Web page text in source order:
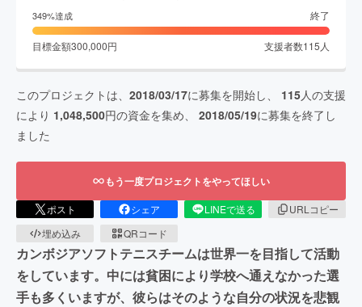
349%達成 終了
目標金額300,000円 支援者数115 人
このプロジェクトは、 2018/03/17に募集を開始し、 115人の支援
により 1,048,500円の資金を集め、 2018/05/19に募集を終了し
ました
もう一度プロジェクトをやってほしい
ポスト シェア LINEで送る
URLコピー
埋め込み
QRコード
カンボジアソフトテニスチームは世界一を目指して活動
をしています。中には貧困により学校へ通えなかった選
手も多くいますが、彼らはそのような自分の状況を悲観